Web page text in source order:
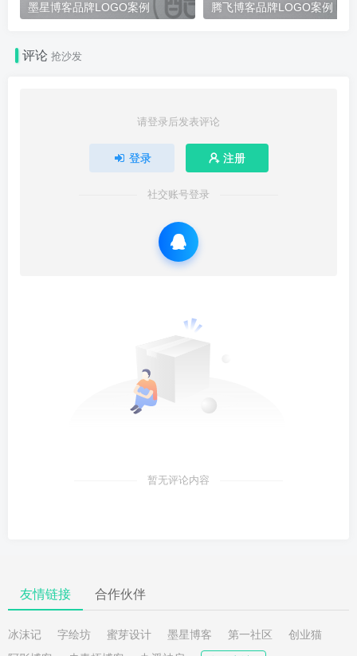
墨星博客品牌LOGO案例 腾飞博客品牌LOGO案例
评论抢沙发
请登录后发表评论
登录 注册
社交账号登录
暂无评论内容
友情链接 合作伙伴
冰沫记 字绘坊 蜜芽设计 墨星博客 第一社区
创业猫